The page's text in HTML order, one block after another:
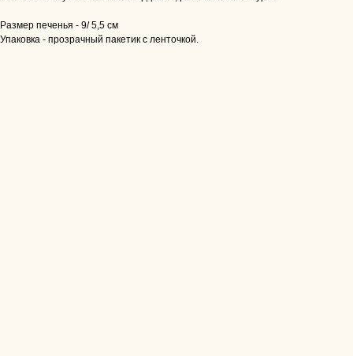
Размер печенья - 9/ 5,5 см
Упаковка - прозрачный пакетик с ленточкой.